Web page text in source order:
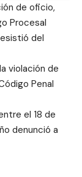
de oficio,
Procesal
del
violación de
Penal
el 18 de
denunció a